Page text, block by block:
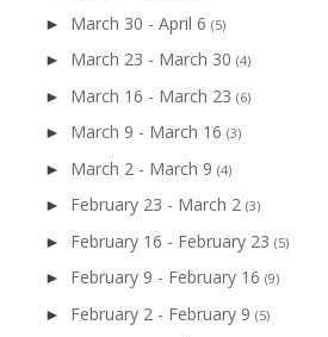
► March 30 - April 6 (5)
► March 23 - March 30 (4)
► March 16 - March 23 (6)
► March 9 - March 16 (3)
► March 2 - March 9 (4)
► February 23 - March 2 (3)
► February 16 - February 23 (5)
► February 9 - February 16 (9)
► February 2 - February 9 (5)